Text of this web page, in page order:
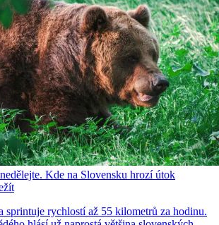
Kde na Slovensku hrozí útok
sprintuje rychlostí až 55 kilometrů za hodinu.